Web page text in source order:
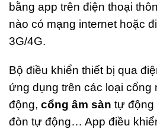
bằng app trên điện thoại
nào có mạng internet hoặc
3G/4G.
Bộ điều khiển thiết bị qua
ứng dụng trên các loại
động, cổng âm sàn tự động
đòn tự động… App điều